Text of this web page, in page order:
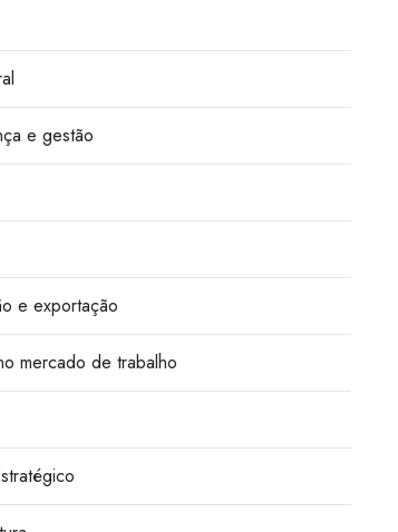
e gestão
e exportação
mercado de trabalho